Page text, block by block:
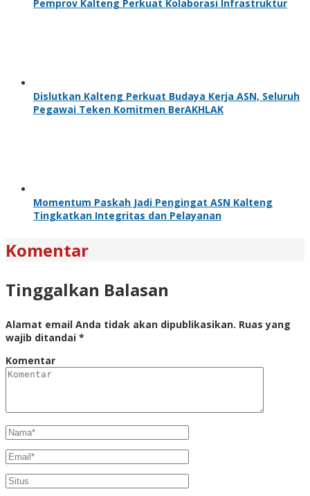
Pemprov Kalteng Perkuat Kolaborasi Infrastruktur
Dislutkan Kalteng Perkuat Budaya Kerja ASN, Seluruh
Pegawai Teken Komitmen BerAKHLAK
Momentum Paskah Jadi Pengingat ASN Kalteng
Tingkatkan Integritas dan Pelayanan
Komentar
Tinggalkan Balasan
Alamat email Anda tidak akan dipublikasikan. Ruas yang
wajib ditandai *
Komentar